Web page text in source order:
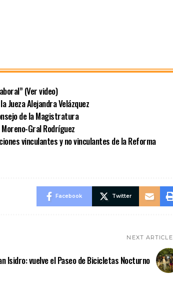
(Ver video)
Jueza Alejandra Velázquez
de la Magistratura
Gral Rodríguez
vinculantes y no vinculantes de la Reforma
Facebook Twitter
NEXT ARTICLE
Isidro: vuelve el Paseo de Bicicletas Nocturno